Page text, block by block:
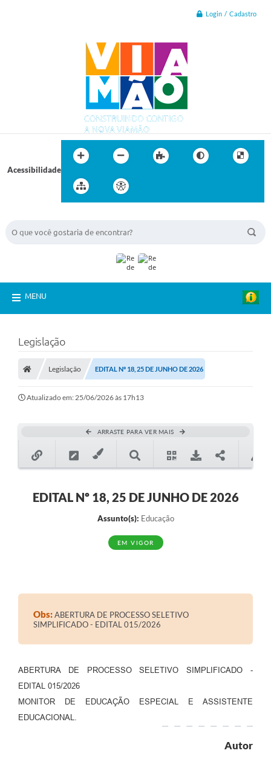
Login / Cadastro
Acessibilidade
MENU
Legislação
Legislação EDITAL Nº 18, 25 DE JUNHO DE 2026
Atualizado em: 25/06/2026 às 17h13
ARRASTE PARA VER MAIS
EDITAL Nº 18, 25 DE JUNHO DE 2026
Assunto(s): Educação
EM VIGOR
Obs:ABERTURA DE PROCESSO SELETIVO
SIMPLIFICADO - EDITAL 015/2026
ABERTURA DE PROCESSO SELETIVO SIMPLIFICADO -
EDITAL 015/2026
MONITOR DE EDUCAÇÃO ESPECIAL E ASSISTENTE
EDUCACIONAL.
Autor